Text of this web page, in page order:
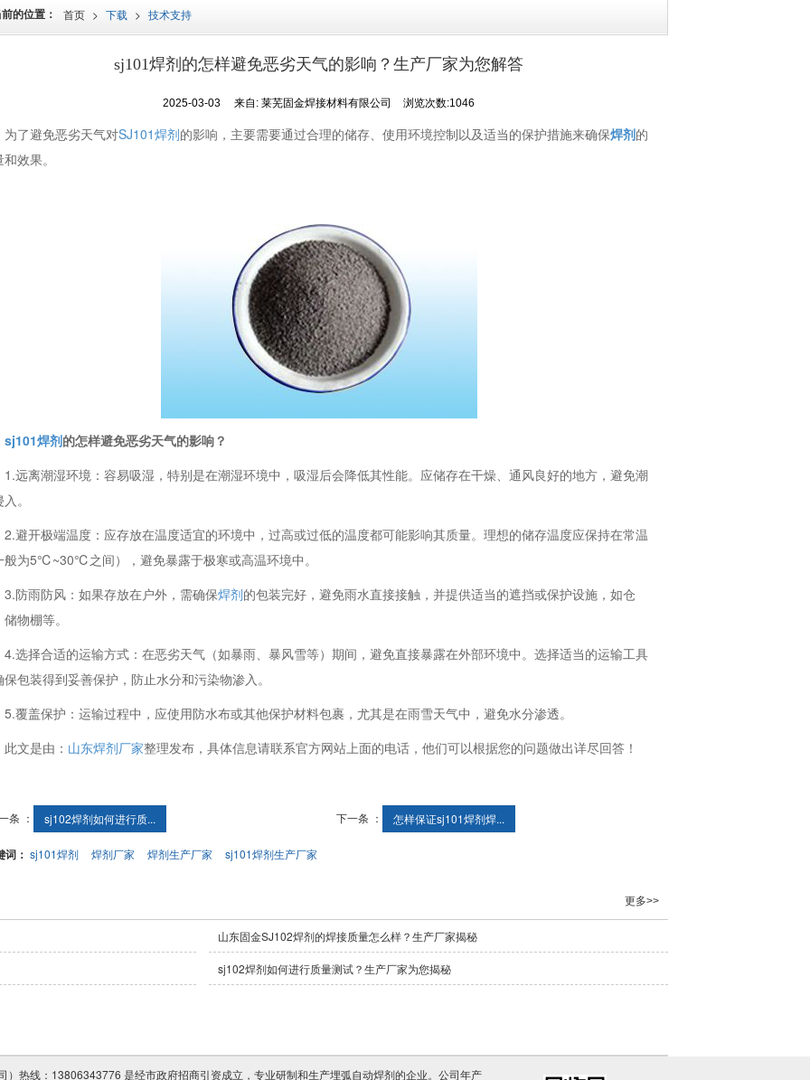
的位置： 首页 > 下载 > 技术支持
sj101焊剂的怎样避免恶劣天气的影响？生产厂家为您解答
2025-03-03 来自:莱芜固金焊接材料有限公司 浏览次数:1046
为了避免恶劣天气对SJ101焊剂的影响，主要需要通过合理的储存、使用环境控制以及适当的保护措施来确保焊剂的
效果。
sj101焊剂的怎样避免恶劣天气的影响？
1.远离潮湿环境：容易吸湿，特别是在潮湿环境中，吸湿后会降低其性能。应储存在干燥、通风良好的地方，避免潮
。
2.避开极端温度：应存放在温度适宜的环境中，过高或过低的温度都可能影响其质量。理想的储存温度应保持在常温
般为5℃~30℃之间），避免暴露于极寒或高温环境中。
3.防雨防风：如果存放在户外，需确保焊剂的包装完好，避免雨水直接接触，并提供适当的遮挡或保护设施，如仓
物棚等。
4.选择合适的运输方式：在恶劣天气（如暴雨、暴风雪等）期间，避免直接暴露在外部环境中。选择适当的运输工具
保包装得到妥善保护，防止水分和污染物渗入。
5.覆盖保护：运输过程中，应使用防水布或其他保护材料包裹，尤其是在雨雪天气中，避免水分渗透。
此文是由： 山东焊剂厂家整理发布，具体信息请联系官方网站上面的电话，他们可以根据您的问题做出详尽回答！
条 ： sj102焊剂如何进行质... 下一条 ： 怎样保证sj101焊剂焊...
词： sj101焊剂 焊剂厂家 焊剂生产厂家 sj101焊剂生产厂家
更多>>
山东固金SJ102焊剂的焊接质量怎么样？生产厂家揭秘
sj102焊剂如何进行质量测试？生产厂家为您揭秘
）热线：13806343776 是经市政府招商引资成立，专业研制和生产埋弧自动焊剂的企业。公司年产